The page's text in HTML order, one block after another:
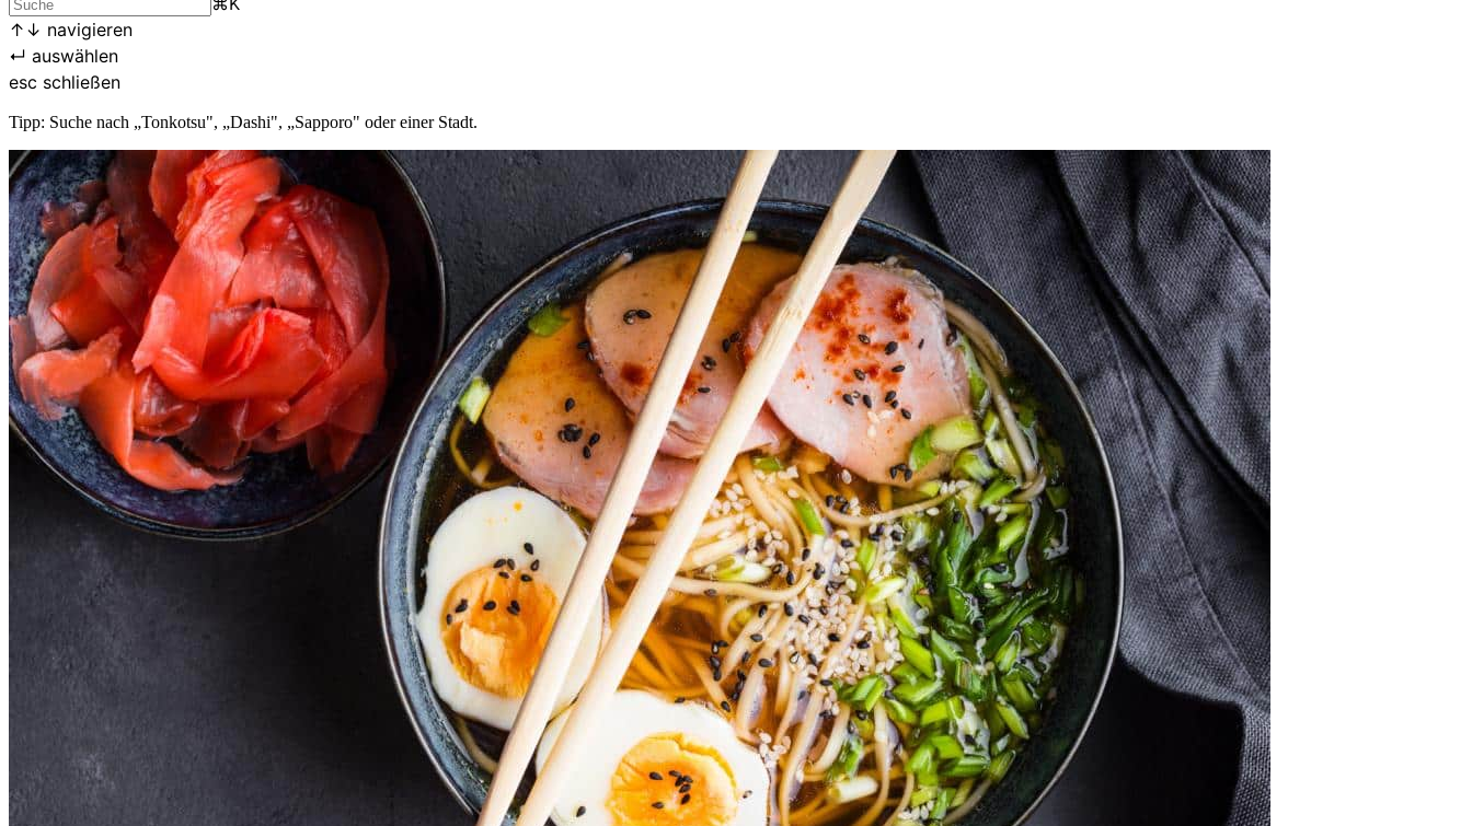
↑ ↓ navigieren
↵ auswählen
esc schließen
Tipp: Suche nach „Tonkotsu", „Dashi", „Sapporo" oder einer Stadt.